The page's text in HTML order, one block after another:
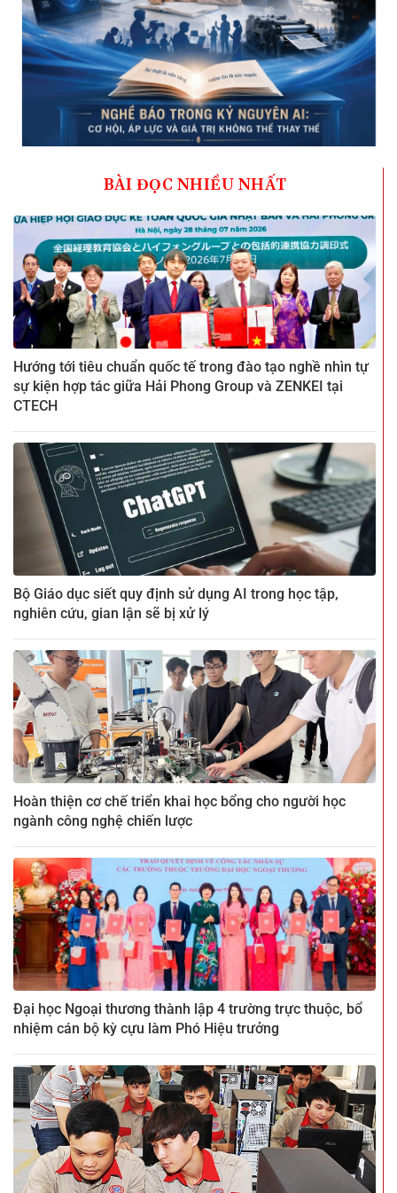
BÀI ĐỌC NHIỀU NHẤT
Hướng tới tiêu chuẩn quốc tế trong đào tạo nghề nhìn tự
sự kiện hợp tác giữa Hải Phong Group và ZENKEI tại
CTECH
Bộ Giáo dục siết quy định sử dụng AI trong học tập,
nghiên cứu, gian lận sẽ bị xử lý
Hoàn thiện cơ chế triển khai học bổng cho người học
ngành công nghệ chiến lược
Đại học Ngoại thương thành lập 4 trường trực thuộc, bổ
nhiệm cán bộ kỳ cựu làm Phó Hiệu trưởng